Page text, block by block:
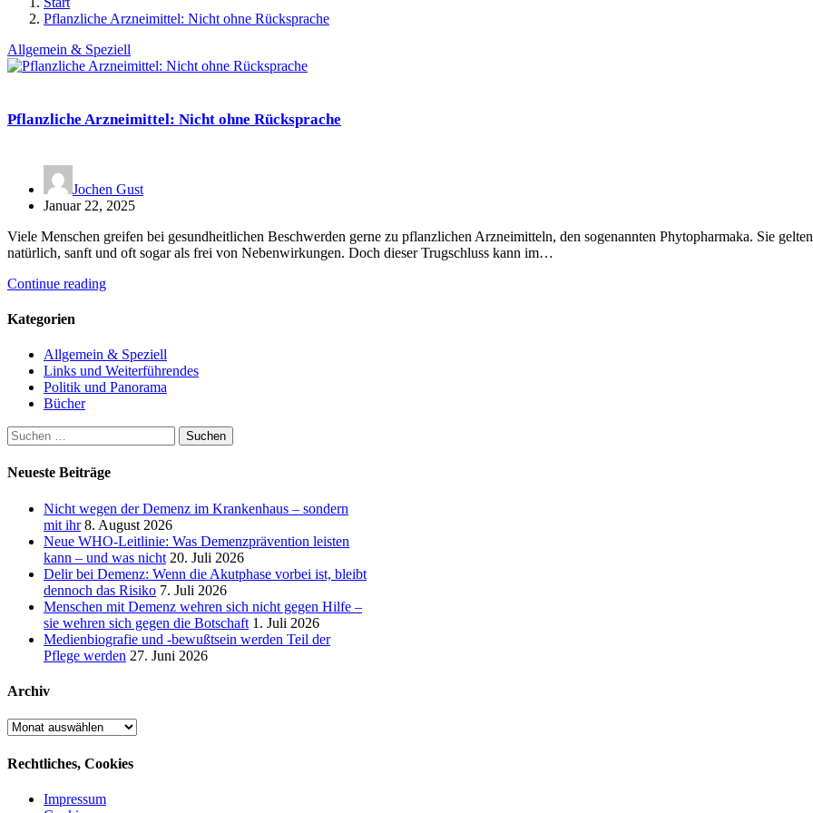
Pflanzliche Arzneimittel: Nicht ohne Rücksprache
Allgemein & Speziell
Pflanzliche Arzneimittel: Nicht ohne Rücksprache
Jochen Gust
Januar 22, 2025
Viele Menschen greifen bei gesundheitlichen Beschwerden gerne zu pflanzlichen Arzneimitteln, den sogenannten Phytopharmaka. Sie
natürlich, sanft und oft sogar als frei von Nebenwirkungen. Doch dieser Trugschluss kann im…
Continue reading
Kategorien
Allgemein & Speziell
Links und Weiterführendes
Politik und Panorama
Bücher
Suchen
nach:
Neueste Beiträge
Nicht wegen der Demenz im Krankenhaus – sondern
mit ihr 8. August 2026
Neue WHO-Leitlinie: Was Demenzprävention leisten
kann – und was nicht 20. Juli 2026
Delir bei Demenz: Wenn die Akutphase vorbei ist, bleibt
dennoch das Risiko 7. Juli 2026
Menschen mit Demenz wehren sich nicht gegen Hilfe –
sie wehren sich gegen die Botschaft 1. Juli 2026
Medienbiografie und -bewußtsein werden Teil der
Pflege werden 27. Juni 2026
Archiv
Archiv
Rechtliches, Cookies
Impressum